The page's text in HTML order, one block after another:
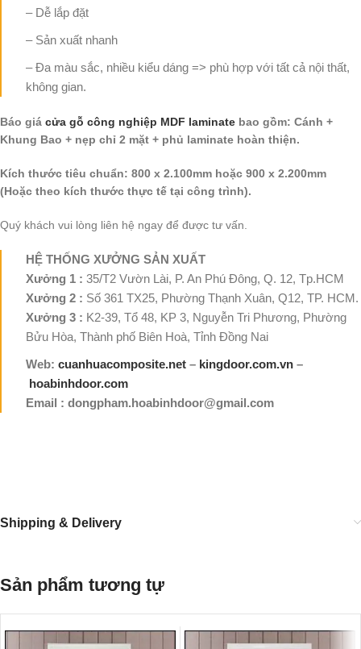
– Dễ lắp đặt
– Sản xuất nhanh
– Đa màu sắc, nhiều kiểu dáng => phù hợp với tất cả nội thất,
không gian.
Báo giá cửa gỗ công nghiệp MDF laminate bao gồm: Cánh +
Khung Bao + nẹp chỉ 2 mặt + phủ laminate hoàn thiện.
Kích thước tiêu chuẩn: 800 x 2.100mm hoặc 900 x 2.200mm
(Hoặc theo kích thước thực tế tại công trình).
Quý khách vui lòng liên hệ ngay để được tư vấn.
HỆ THỐNG XƯỞNG SẢN XUẤT
Xưởng 1 : 35/T2 Vườn Lài, P. An Phú Đông, Q. 12, Tp.HCM
Xưởng 2 : Số 361 TX25, Phường Thạnh Xuân, Q12, TP. HCM.
Xưởng 3 : K2-39, Tổ 48, KP 3, Nguyễn Tri Phương, Phường
Bửu Hòa, Thành phố Biên Hoà, Tỉnh Đồng Nai
Web: cuanhuacomposite.net – kingdoor.com.vn –
hoabinhdoor.com
Email : dongpham.hoabinhdoor@gmail.com
Shipping & Delivery
Sản phẩm tương tự